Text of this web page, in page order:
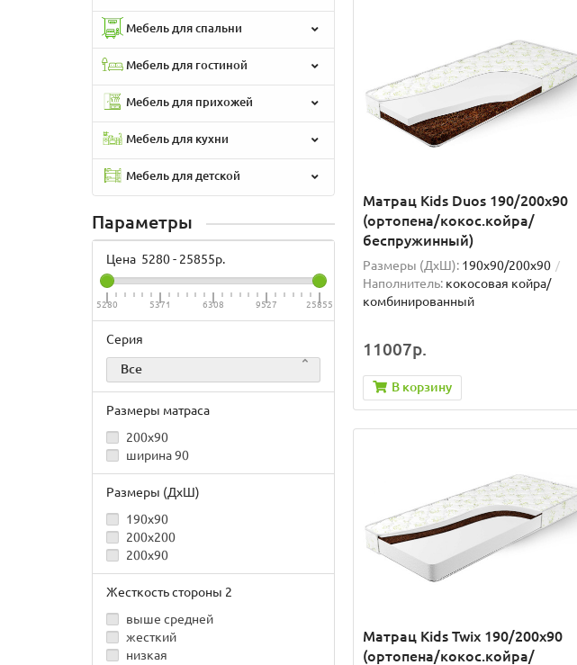
Мебель для спальни
Мебель для гостиной
Мебель для прихожей
Мебель для кухни
Мебель для детской
Параметры
Цена 5280- 25855р.
5280 5371 6308 9527 25855
Серия
Все
Размеры матраса
200x90
ширина 90
Размеры (ДxШ)
190x90
200x200
200x90
Жесткость стороны 2
выше средней
жесткий
низкая
Матрац Kids Duos 190/200x90
(ортопена/кокос.койра/
беспружинный)
Размеры (ДxШ): 190x90/200x90
Наполнитель: кокосовая койра/
комбинированный
11007р.
В корзину
Матрац Kids Twix 190/200x90
(ортопена/кокос.койра/